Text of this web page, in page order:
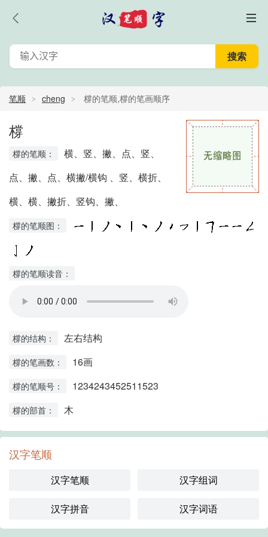
笔顺 cheng 橕的笔顺,橕的笔画顺序
橕
橕的笔顺：
横、竖、撇、点、竖、
点、撇、点、横撇/横钩 、竖、横折、
横、横、撇折、竖钩、撇、
橕的笔顺图：
橕的笔顺读音：
橕的结构： 左右结构
橕的笔画数： 16画
橕的笔顺号： 1234243452511523
橕的部首： 木
汉字笔顺
汉字笔顺 汉字组词
汉字拼音 汉字词语